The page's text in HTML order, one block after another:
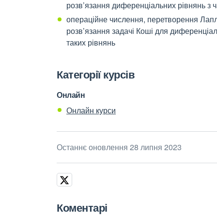
розв’язання диференціальних рівнянь з
операційне числення, перетворення
розв’язання задачі Коші для
таких рівнянь
Категорії курсів
Онлайн
Онлайн курси
Останнє оновлення 28 липня 2023
Коментарі